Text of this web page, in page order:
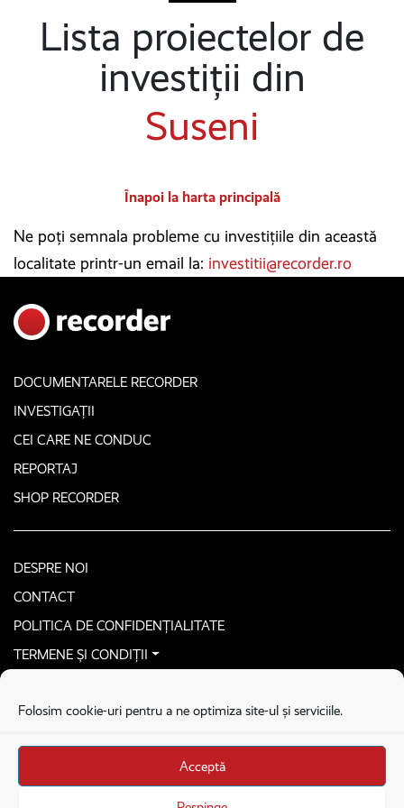
Folosim cookie-uri pentru a ne optimiza site-ul și serviciile.
Acceptă
Lista proiectelor de
investiții din
Suseni
Înapoi la harta principală
Ne poți semnala probleme cu investițiile din această
localitate printr-un email la: investitii@recorder.ro
DOCUMENTARELE RECORDER
INVESTIGAȚII
CEI CARE NE CONDUC
REPORTAJ
SHOP RECORDER
DESPRE NOI
CONTACT
POLITICA DE CONFIDENȚIALITATE
TERMENE ȘI CONDIȚII
Stega creative
Brandul Recorder e operat de Asociația Recorder Community, sub licența SC